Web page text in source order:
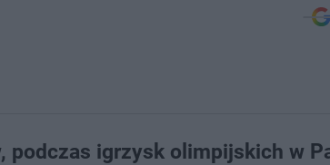
podczas igrzysk olimpijskich w